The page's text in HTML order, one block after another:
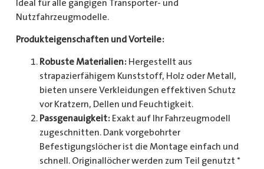
Ideal für alle gängigen Transporter- und
Nutzfahrzeugmodelle.
Produkteigenschaften und Vorteile:
Robuste Materialien: Hergestellt aus
strapazierfähigem Kunststoff, Holz oder Metall,
bieten unsere Verkleidungen effektiven Schutz
vor Kratzern, Dellen und Feuchtigkeit.
Passgenauigkeit: Exakt auf Ihr Fahrzeugmodell
zugeschnitten. Dank vorgebohrter
Befestigungslöcher ist die Montage einfach und
schnell. Originallöcher werden zum Teil genutzt *